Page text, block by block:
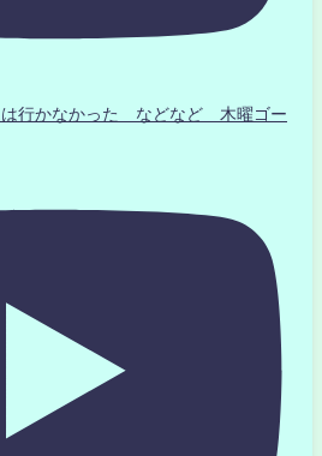
行かなかった などなど 木曜ゴー